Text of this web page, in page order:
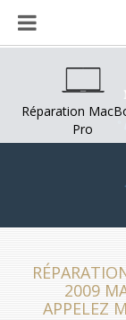
Réparation
Pro
2009
APPELEZ